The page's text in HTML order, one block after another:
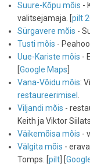
Suure-Kõpu mõis -
valitsejamaja. [pilt
Sürgavere mõis -
Tusti mõis -
Uue-Kariste mõis -
[Google Maps
Vana-Võidu mõis:
restaureerimisel .
Viljandi mõis -
Keith ja Viktor
Väikemõisa mõis -
Välgita mõis -
Tomps. [pilt ] [